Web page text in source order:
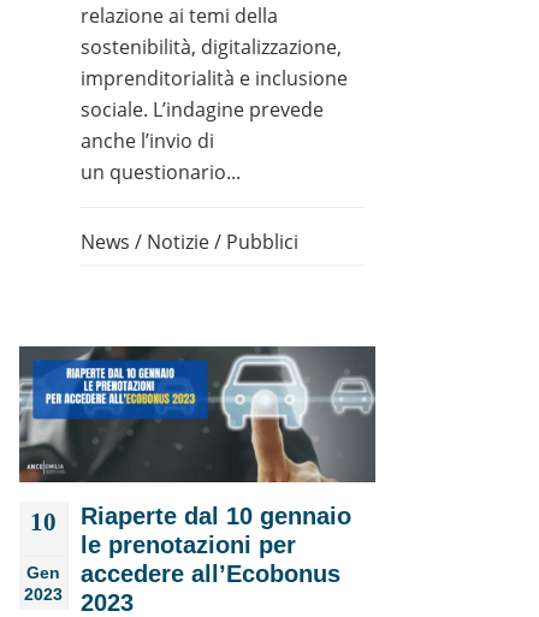
relazione ai temi della
sostenibilità, digitalizzazione,
imprenditorialità e inclusione
sociale. L’indagine prevede
anche l’invio di
un questionario...
News / Notizie/ Pubblici
10
Gen
2023
Riaperte dal 10 gennaio
le prenotazioni per
accedere all’Ecobonus
2023